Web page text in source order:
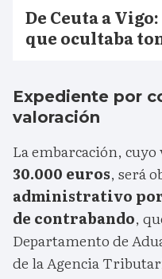
De Ceuta a
que ocultaba
Expediente por
valoración
La embarcación,
30.000 euros, será
administrativo
de contrabando,
Departamento de
de la Agencia